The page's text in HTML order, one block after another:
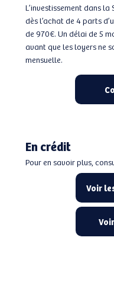
L’investissement dans
dès l’achat de 4 parts
de 970€. Un délai de 5
avant que les loyers ne
mensuelle.
En crédit
Pour en savoir plus,
Voir